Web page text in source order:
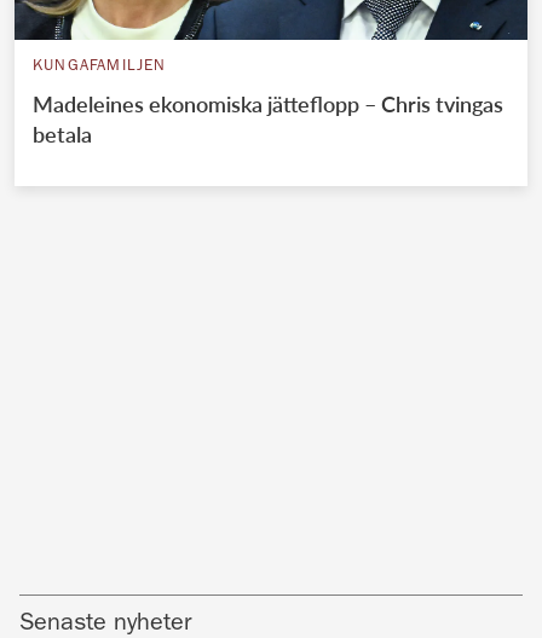
KUNGAFAMILJEN
Madeleines ekonomiska jätteflopp – Chris tvingas
betala
Senaste nyheter